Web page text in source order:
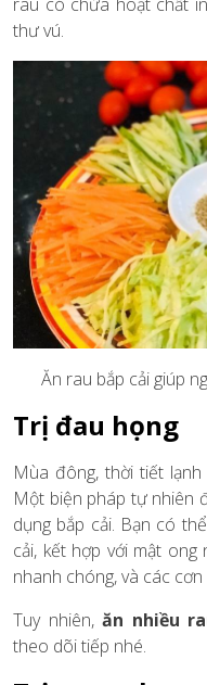
thư vú.
Ăn rau bắp cải giúp
Trị đau họng
Mùa đông, thời tiết
Một biện pháp tự nhiên
dụng bắp cải. Bạn có
cải, kết hợp với mật
nhanh chóng, và các
Tuy nhiên,ăn nhiều
theo dõi tiếp nhé.